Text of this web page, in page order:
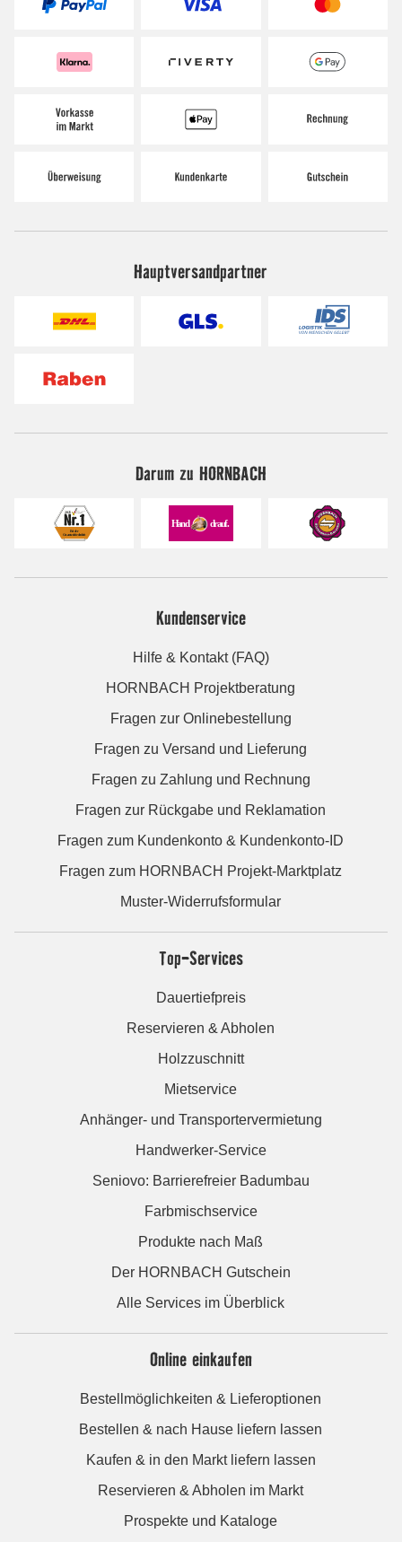
Hauptversandpartner
Darum zu HORNBACH
Kundenservice
Hilfe & Kontakt (FAQ)
HORNBACH Projektberatung
Fragen zur Onlinebestellung
Fragen zu Versand und Lieferung
Fragen zu Zahlung und Rechnung
Fragen zur Rückgabe und Reklamation
Fragen zum Kundenkonto & Kundenkonto-ID
Fragen zum HORNBACH Projekt-Marktplatz
Muster-Widerrufsformular
Top-Services
Dauertiefpreis
Reservieren & Abholen
Holzzuschnitt
Mietservice
Anhänger- und Transportervermietung
Handwerker-Service
Seniovo: Barrierefreier Badumbau
Farbmischservice
Produkte nach Maß
Der HORNBACH Gutschein
Alle Services im Überblick
Online einkaufen
Bestellmöglichkeiten & Lieferoptionen
Bestellen & nach Hause liefern lassen
Kaufen & in den Markt liefern lassen
Reservieren & Abholen im Markt
Prospekte und Kataloge